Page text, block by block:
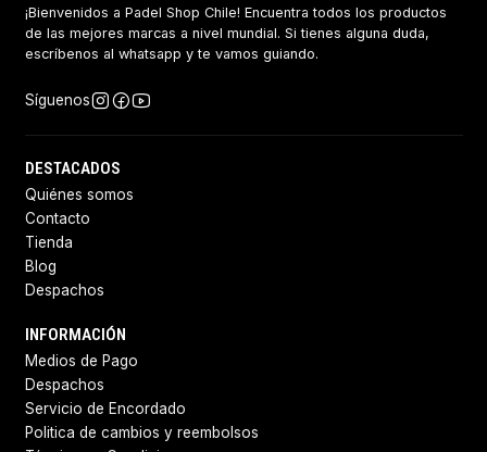
¡Bienvenidos a Padel Shop Chile! Encuentra todos los productos
de las mejores marcas a nivel mundial. Si tienes alguna duda,
escríbenos al whatsapp y te vamos guiando.
Síguenos
DESTACADOS
Quiénes somos
Contacto
Tienda
Blog
Despachos
INFORMACIÓN
Medios de Pago
Despachos
Servicio de Encordado
Politica de cambios y reembolsos